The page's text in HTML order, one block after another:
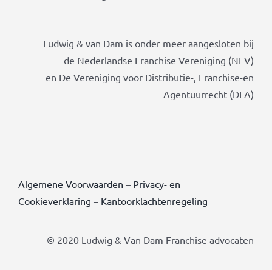
Ludwig & van Dam is onder meer aangesloten bij
de Nederlandse Franchise Vereniging (NFV)
en De Vereniging voor Distributie-, Franchise-en
Agentuurrecht (DFA)
Algemene Voorwaarden – Privacy- en
Cookieverklaring – Kantoorklachtenregeling
© 2020 Ludwig & Van Dam Franchise advocaten